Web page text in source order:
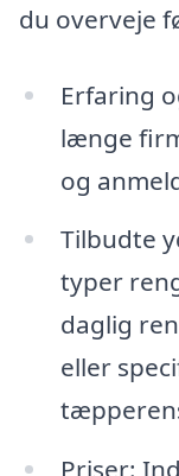
du overveje
Erfaring
længe
og
Tilbudte
typer
daglig
eller
Priser: